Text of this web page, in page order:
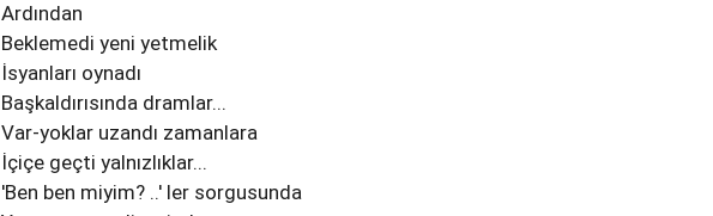
Ardından
Beklemedi yeni yetmelik
İsyanları oynadı
Başkaldırısında dramlar...
Var-yoklar uzandı zamanlara
İçiçe geçti yalnızlıklar...
'Ben ben miyim? ..' ler sorgusunda